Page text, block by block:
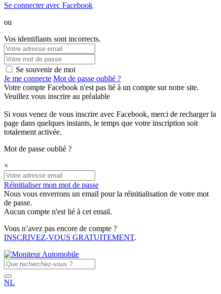
Se connecter avec Facebook
ou
Vos identifiants sont incorrects.
Se souvenir de moi
Je me connecte Mot de passe oublié ?
Votre compte Facebook n'est pas lié à un compte sur notre site.
Veuillez vous inscrire au préalable
Si vous venez de vous inscrire avec Facebook, merci de recharger la
page dans quelques instants, le temps que votre inscription soit
totalement activée.
Mot de passe oublié ?
×
Réinitialiser mon mot de passe
Nous vous enverrons un email pour la réinitialisation de votre mot
de passe.
Aucun compte n'est lié à cet email.
Vous n’avez pas encore de compte ?
INSCRIVEZ-VOUS GRATUITEMENT.
NL